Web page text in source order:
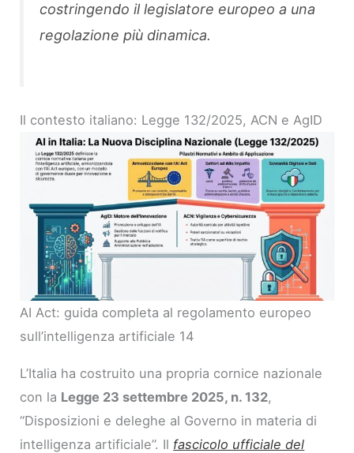
costringendo il legislatore europeo a una
regolazione più dinamica.
Il contesto italiano: Legge 132/2025, ACN e AgID
AI Act: guida completa al regolamento europeo
sull’intelligenza artificiale 14
L’Italia ha costruito una propria cornice nazionale
con la Legge 23 settembre 2025, n. 132,
“Disposizioni e deleghe al Governo in materia di
intelligenza artificiale”. Il fascicolo ufficiale del